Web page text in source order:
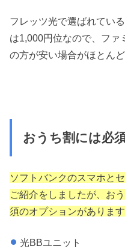
フレッツ光で選ばれてい
は1,000円位なので、ファ
の方が安い場合がほとんど
おうち割には必
ソフトバンクのスマホと
ご紹介をしましたが、お
須のオプションがあります
光BBユニット